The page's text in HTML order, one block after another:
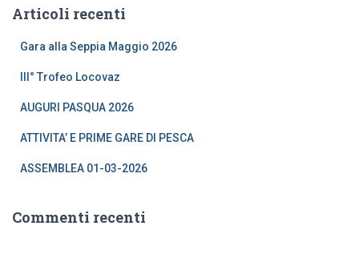
Articoli recenti
Gara alla Seppia Maggio 2026
III° Trofeo Locovaz
AUGURI PASQUA 2026
ATTIVITA’ E PRIME GARE DI PESCA
ASSEMBLEA 01-03-2026
Commenti recenti